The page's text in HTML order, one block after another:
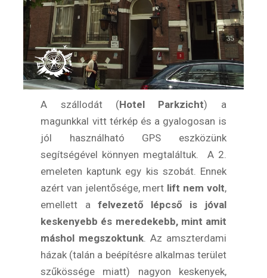
A szállodát (Hotel Parkzicht) a
magunkkal vitt térkép és a gyalogosan is
jól használható GPS eszközünk
segítségével könnyen megtaláltuk. A 2.
emeleten kaptunk egy kis szobát. Ennek
azért van jelentősége, mert lift nem volt,
emellett a felvezető lépcső is jóval
keskenyebb és meredekebb, mint amit
máshol megszoktunk . Az amszterdami
házak (talán a beépítésre alkalmas terület
szűkössége miatt) nagyon keskenyek,